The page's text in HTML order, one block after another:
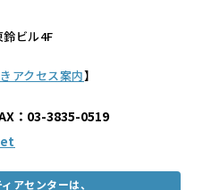
ビル4F
アクセス案内】
：03-3835-0519
アセンターは、